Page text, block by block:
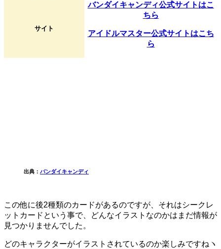
サイト
バンダイキャンディ公式サイトはこ
ちら
アイドルマスター公式サイトはこち
ら
出典： バンダイキャンディ
この他に後2種類のカードがあるのですが、それはシークレ
ットカードという事で、どんなイラストなのかはまだ情報が
見つかりませんでした。
どのキャラクターがイラストされているのか楽しみですねヽ